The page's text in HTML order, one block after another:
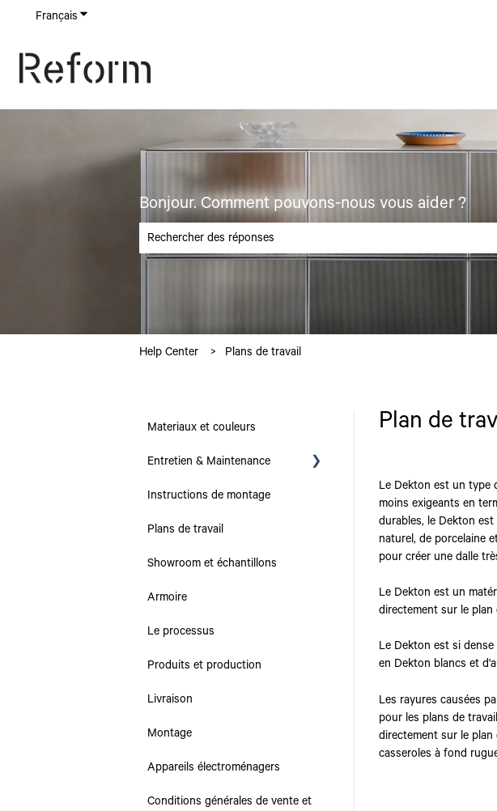
Français Afficher le sous-menu pour les traductions
Bonjour. Comment pouvons-nous vous aider ?
Il n'y a aucune suggestion car le champ de recherche est vide.
Help Center Plans de travail
Plan de
Le Dekton est un type
moins exigeants en
durables, le Dekton
naturel, de porcelaine
pour créer une dalle
Le Dekton est un
directement sur le plan
Le Dekton est si
en Dekton blancs et
Les rayures causées
pour les plans de
directement sur le plan
casseroles à fond
Materiaux et couleurs
Entretien & Maintenance
Collections
Plans de travail
Caissons & Tiroirs
Instructions de montage
Plans de travail
Showroom et échantillons
Armoire
Le processus
Produits et production
Livraison
Montage
Appareils électroménagers
Conditions générales de vente et